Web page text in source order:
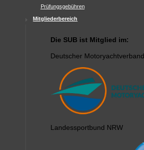
Prüfungsgebühren
Mitgliederbereich
Die SUB ist Mitglied im:
Deutscher
Landessportbund NRW